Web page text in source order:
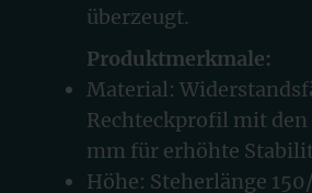
überzeugt.
Produktmerkmale:
Material:
Rechteckprofil mit
mm für erhöhte
Höhe: Steherlänge